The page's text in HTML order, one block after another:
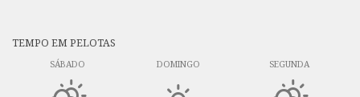
TEMPO EM PELOTAS
SÁBADO DOMINGO SEGUNDA